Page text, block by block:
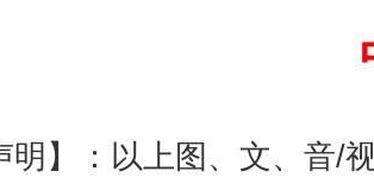
明】：以上图、文、音/